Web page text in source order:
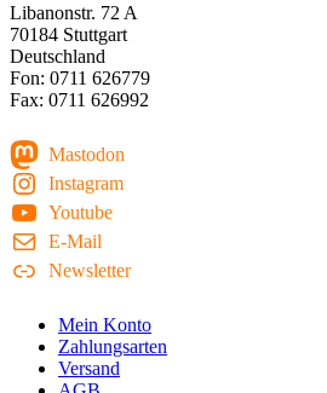
Libanonstr. 72 A
70184 Stuttgart
Deutschland
Fon: 0711 626779
Fax: 0711 626992
Mastodon
Instagram
Youtube
E-Mail
Newsletter
Mein Konto
Zahlungsarten
Versand